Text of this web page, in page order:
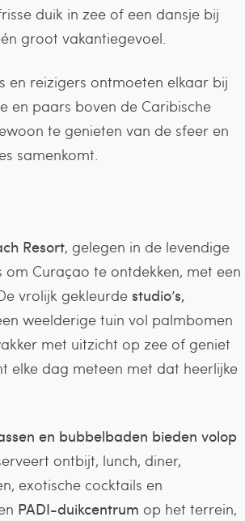
duik in zee of een dansje bij
groot vakantiegevoel.
en reizigers ontmoeten elkaar bij
en paars boven de Caribische
te genieten van de sfeer en
samenkomt.
Resort, gelegen in de levendige
om Curaçao te ontdekken, met een
vrolijk gekleurde studio’s,
weelderige tuin vol palmbomen
met uitzicht op zee of geniet
elke dag meteen met dat heerlijke
en bubbelbaden bieden volop
ontbijt, lunch, diner,
exotische cocktails en
PADI-duikcentrum op het terrein,